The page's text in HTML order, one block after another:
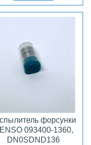
форсунки
093400-1360,
DN0SDND136